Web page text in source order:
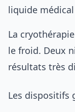
liquide médical
La
le froid. Deux
résultats très
Les dispositifs